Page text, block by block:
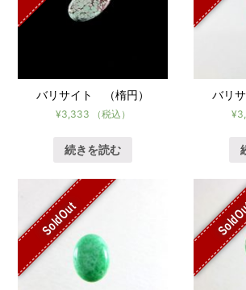
バリサイト （楕円）
¥3,333 （税込）
続きを読む
バリ
¥
SoldOut